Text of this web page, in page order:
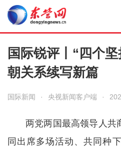
国际锐评丨“四个
朝关系续写新篇
国际新闻 · 央视新闻客户端 ·
两党两国最高领导人共
同出席多场活动、共同种